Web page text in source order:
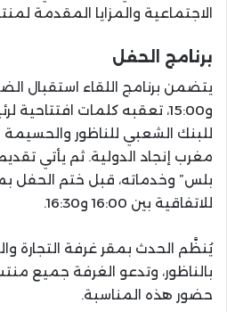
الاجتماعية والمزايا المقدمة
برنامج الحفل
و15:00، تعقبه كلمات
للبنك الشعبي للناظور والحسيمة
مغرب إنجاد الدولية. ثم يأتي
بلس” وخدماته، قبل ختم الحفل
للاتفاقية بين 16:00 و16:30.
يُنظَّم الحدث بمقر غرفة التجارة
بالناظور، وتدعو الغرفة جميع
حضور هذه المناسبة.